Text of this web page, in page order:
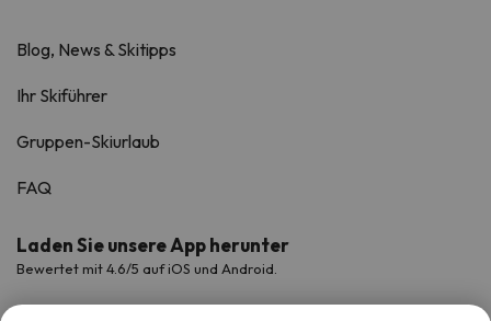
Blog, News & Skitipps
Ihr Skiführer
Gruppen-Skiurlaub
FAQ
Laden Sie unsere App herunter
Bewertet mit 4.6/5 auf iOS und Android.